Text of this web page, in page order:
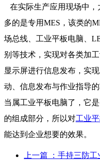
在实际生产应用现场中，
多的是专用MES，该类的
场总线、工业平板电脑、
别等技术，实现对各类加
显示屏进行信息发布，实
动、信息发布与作业指导
当属工业平板电脑了，它
的组成部分，所以对工业
能达到企业想要的效果。
上一篇
：手持三防